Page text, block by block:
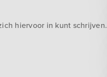
hiervoor in kunt schrijven.